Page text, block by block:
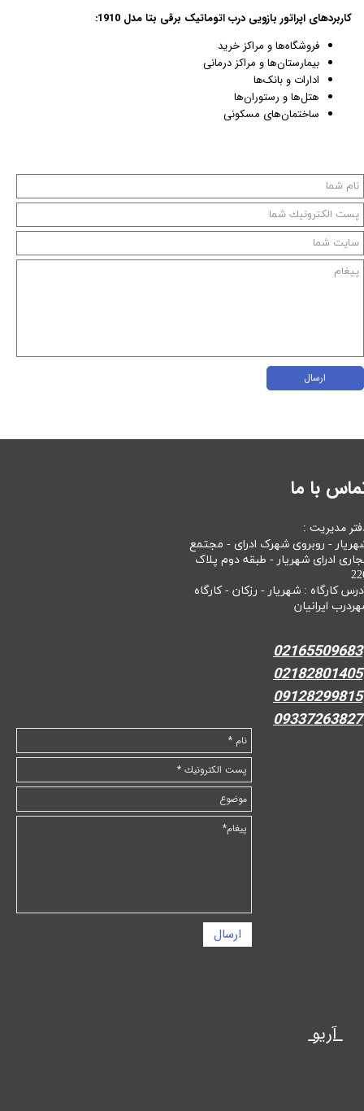
کاربردهای اپراتور بازویی درب اتوماتیک برقی بتا مدل 1910:
فروشگاه‌ها و مراکز خرید
بیمارستان‌ها و مراکز درمانی
ادارات و بانک‌ها
هتل‌ها و رستوران‌ها
ساختمان‌های مسکونی
ارسال
ارسال
با ما
مدیریت :
- روبروی شهرک ادرای - مجتمع
ادرای شهریار - طبقه دوم پلاک
کارگاه : شهریار - رزکان - کارگاه
ایرانیان
02165509683
02182801405
09128299815
09337263827
آریو